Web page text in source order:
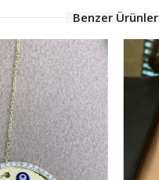
Benzer Ürünler